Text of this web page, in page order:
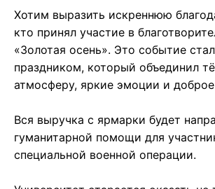
Хотим выразить искреннюю
кто принял участие в
«Золотая осень». Это событие
праздником, который объединил
атмосферу, яркие эмоции и
Вся выручка с ярмарки будет
гуманитарной помощи для
специальной военной операции.